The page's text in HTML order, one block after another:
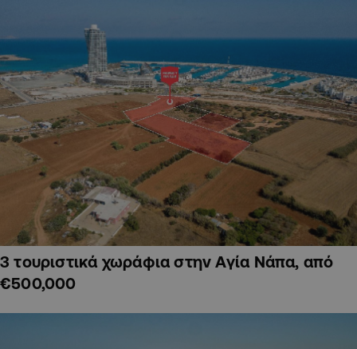
3 τουριστικά χωράφια στην Αγία Νάπα, από
€500,000